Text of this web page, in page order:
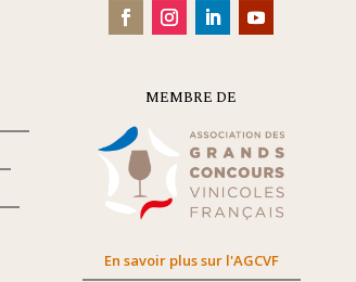
MEMBRE DE
En savoir plus sur l'AGCVF